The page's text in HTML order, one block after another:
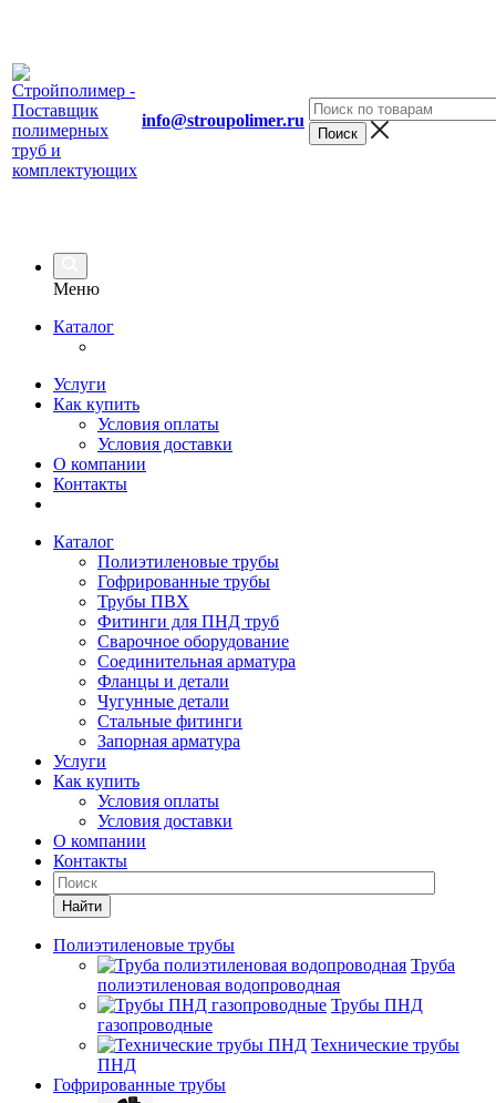
info@stroupolimer.ru
Меню
Каталог
Услуги
Как купить
Условия оплаты
Условия доставки
О компании
Контакты
Каталог
Полиэтиленовые трубы
Гофрированные трубы
Трубы ПВХ
Фитинги для ПНД труб
Сварочное оборудование
Соединительная арматура
Фланцы и детали
Чугунные детали
Стальные фитинги
Запорная арматура
Услуги
Как купить
Условия оплаты
Условия доставки
О компании
Контакты
Найти
Полиэтиленовые трубы
Труба
полиэтиленовая водопроводная
Трубы ПНД
газопроводные
Технические трубы
ПНД
Гофрированные трубы